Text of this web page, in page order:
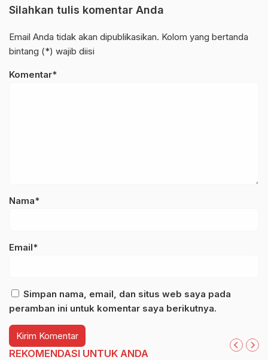
Silahkan tulis komentar Anda
Email Anda tidak akan dipublikasikan. Kolom yang bertanda
bintang (*) wajib diisi
Komentar*
Nama*
Email*
Simpan nama, email, dan situs web saya pada
peramban ini untuk komentar saya berikutnya.
REKOMENDASI UNTUK ANDA